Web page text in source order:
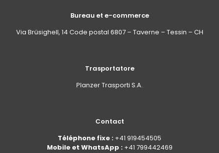
Bureau et e-commerce
Via Brüsighell, 14 Code postal 6807 – Taverne – Tessin – CH
Trasportatore
Planzer Trasporti S.A.
Contact
Téléphone fixe : +41 919454505
Mobile et WhatsApp : +41 799442469